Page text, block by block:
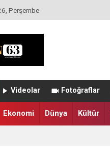
Perşembe
Videolar Fotoğraflar
Ekonomi Dünya Kültür